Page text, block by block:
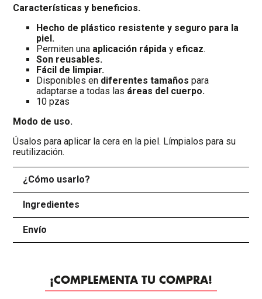
Características y beneficios.
Hecho de plástico resistente y seguro para la
piel.
Permiten una aplicación rápida y eficaz.
Son reusables.
Fácil de limpiar.
Disponibles en diferentes tamañospara
adaptarse a todas las áreas del cuerpo.
10 pzas
Modo de uso.
Úsalos para aplicar la cera en la piel. Límpialos para su
reutilización.
¿Cómo usarlo?
Ingredientes
Envío
¡COMPLEMENTA TU COMPRA!